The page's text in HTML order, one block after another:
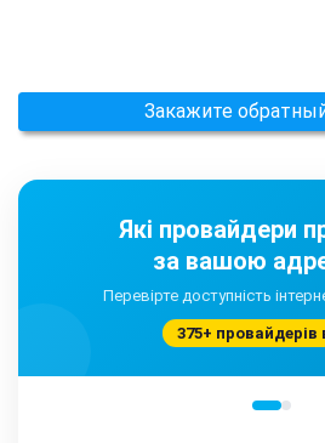
Закажите
Які провайдери
за вашою
Перевірте доступність
375+ провайдерів